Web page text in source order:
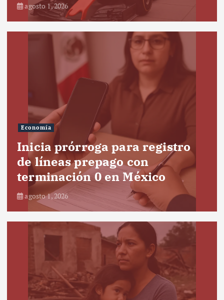
agosto 1, 2026
Economía
Inicia prórroga para registro
de líneas prepago con
terminación 0 en México
agosto 1, 2026